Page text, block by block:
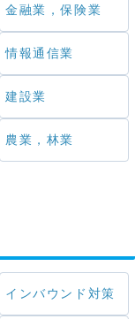
金融業，保険業
情報通信業
建設業
農業，林業
インバウンド対策